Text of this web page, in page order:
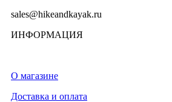
sales@hikeandkayak.ru
ИНФОРМАЦИЯ
О магазине
Доставка и оплата